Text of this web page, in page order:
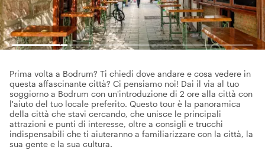
Prima volta a Bodrum? Ti chiedi dove andare e cosa vedere in
questa affascinante città? Ci pensiamo noi! Dai il via al tuo
soggiorno a Bodrum con un'introduzione di 2 ore alla città con
l'aiuto del tuo locale preferito. Questo tour è la panoramica
della città che stavi cercando, che unisce le principali
attrazioni e punti di interesse, oltre a consigli e trucchi
indispensabili che ti aiuteranno a familiarizzare con la città, la
sua gente e la sua cultura.